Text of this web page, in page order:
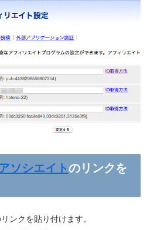
ソシエイトのリンクを
ンクを貼り付けます。